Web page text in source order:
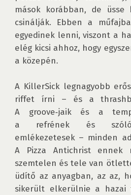
mások korábban, de
csinálják. Ebben a
egyedinek lenni, viszont a
elég kicsi ahhoz, hogy
a közepén.
A KillerSick legnagyobb
riffet írni – és a
A groove‑jaik és a
a refrének és
emlékezetesek – minden
A Pizza Antichrist ennek
szemtelen és tele van
üdítő az anyagban, az az,
sikerült elkerülnie a hazai